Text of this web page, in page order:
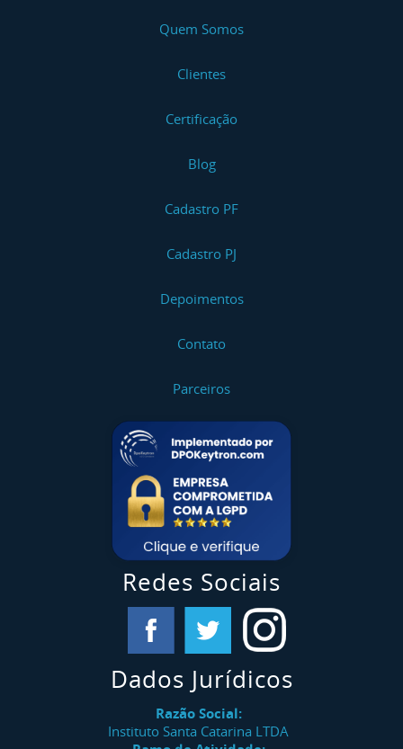
Quem Somos
Clientes
Certificação
Blog
Cadastro PF
Cadastro PJ
Depoimentos
Contato
Parceiros
Redes Sociais
Dados Jurídicos
Razão Social:
Instituto Santa Catarina LTDA